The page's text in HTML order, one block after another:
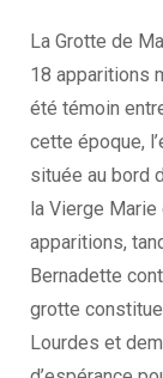
La Grotte de
18 apparitions
été témoin
cette époque,
située au bord
la Vierge
apparitions,
Bernadette
grotte
Lourdes et